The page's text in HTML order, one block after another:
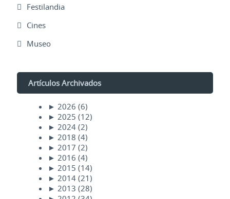
Festilandia
Cines
Museo
Artículos Archivados
► 2026 (6)
► 2025 (12)
► 2024 (2)
► 2018 (4)
► 2017 (2)
► 2016 (4)
► 2015 (14)
► 2014 (21)
► 2013 (28)